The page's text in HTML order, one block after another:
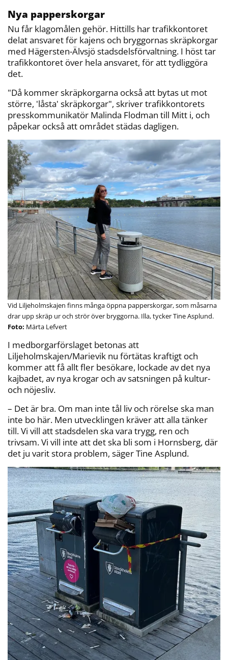
Nya papperskorgar
Nu får klagomålen gehör. Hittills har trafikkontoret
delat ansvaret för kajens och bryggornas skräpkorgar
med Hägersten-Älvsjö stadsdelsförvaltning. I höst tar
trafikkontoret över hela ansvaret, för att tydliggöra
det.
"Då kommer skräpkorgarna också att bytas ut mot
större, 'låsta' skräpkorgar", skriver trafikkontorets
presskommunikatör Malinda Flodman till Mitt i, och
påpekar också att området städas dagligen.
Vid Liljeholmskajen finns många öppna papperskorgar, som måsarna
drar upp skräp ur och strör över bryggorna. Illa, tycker Tine Asplund.
Märta Lefvert
I medborgarförslaget betonas att
Liljeholmskajen/Marievik nu förtätas kraftigt och
kommer att få allt fler besökare, lockade av det nya
kajbadet, av nya krogar och av satsningen på kultur-
och nöjesliv.
– Det är bra. Om man inte tål liv och rörelse ska man
inte bo här. Men utvecklingen kräver att alla tänker
till. Vi vill att stadsdelen ska vara trygg, ren och
trivsam. Vi vill inte att det ska bli som i Hornsberg, där
det ju varit stora problem, säger Tine Asplund.